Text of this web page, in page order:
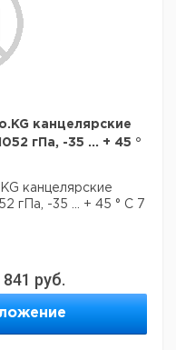
канцелярские
гПа, -35 ... + 45 °
канцелярские
гПа, -35 ... + 45 ° C 7
руб.